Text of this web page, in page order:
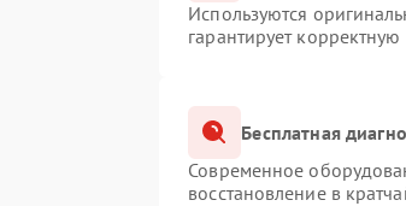
Используются
гарантирует
Бесплатная
Современное
восстановление в